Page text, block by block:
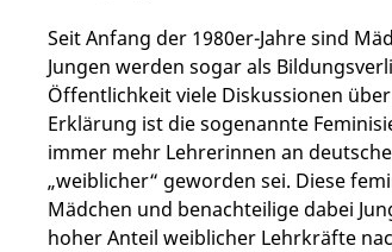
Seit Anfang der 1980er-Jahre sind
Jungen werden sogar als
Öffentlichkeit viele Diskussionen
Erklärung ist die sogenannte
immer mehr Lehrerinnen an
„weiblicher“ geworden sei. Diese
Mädchen und benachteilige dabei
hoher Anteil weiblicher Lehrkräfte